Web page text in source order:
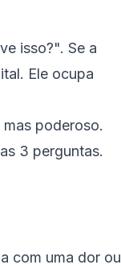
isso?". Se a
Ele ocupa
poderoso.
3 perguntas.
com uma dor ou